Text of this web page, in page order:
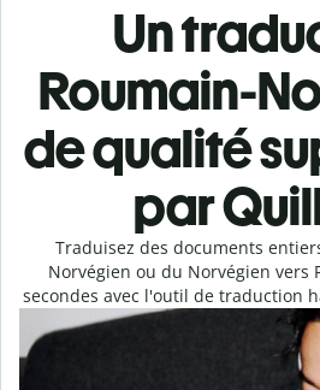
Un
Roumain-
de qualité
par
Traduisez des documents
Norvégien ou du Norvégien vers
secondes avec l'outil de traduction